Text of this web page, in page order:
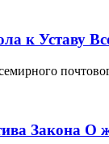
к Уставу
Закона